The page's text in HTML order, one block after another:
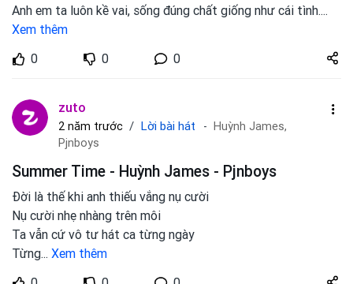
Anh em ta luôn kề vai, sống đúng chất giống như cái tình....
Xem thêm
0
0 0
Share
zuto.vn
zuto
2 năm trước Lời bài hát
Huỳnh James,
Pjnboys
Summer Time - Huỳnh James - Pjnboys
Đời là thế khi anh thiếu vắng nụ cười
Nụ cười nhẹ nhàng trên môi
Ta vẫn cứ vô tư hát ca từng ngày
Từng... Xem thêm
Share